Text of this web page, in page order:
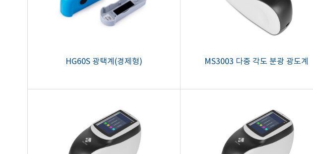
HG60S 광택계(경제형) MS3003 다중 각도 분광 광도계